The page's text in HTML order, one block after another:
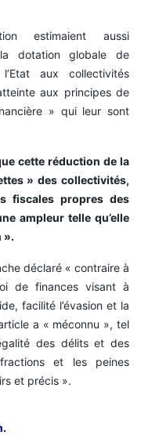
estimaient aussi
dotation globale de
aux collectivités
aux principes de
» qui leur sont
cette réduction de la
» des collectivités,
fiscales propres des
ampleur telle qu’elle
».
déclaré « contraire à
de finances visant à
facilité l’évasion et la
a « méconnu », tel
des délits et des
et les peines
et précis ».